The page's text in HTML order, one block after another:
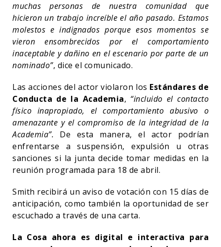
muchas personas de nuestra comunidad que
hicieron un trabajo increíble el año pasado. Estamos
molestos e indignados porque esos momentos se
vieron ensombrecidos por el comportamiento
inaceptable y dañino en el escenario por parte de un
nominado”, dice el comunicado.
Las acciones del actor violaron los Estándares de
Conducta de la Academia, “incluido el contacto
físico inapropiado, el comportamiento abusivo o
amenazante y el compromiso de la integridad de la
Academia”. De esta manera, el actor podrían
enfrentarse a suspensión, expulsión u otras
sanciones si la junta decide tomar medidas en la
reunión programada para 18 de abril.
Smith recibirá un aviso de votación con 15 días de
anticipación, como también la oportunidad de ser
escuchado a través de una carta.
La Cosa ahora es digital e interactiva para